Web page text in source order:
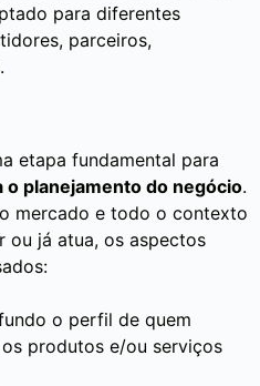
para diferentes
parceiros,
etapa fundamental para
planejamento do negócio.
mercado e todo o contexto
ou já atua, os aspectos
o perfil de quem
produtos e/ou serviços